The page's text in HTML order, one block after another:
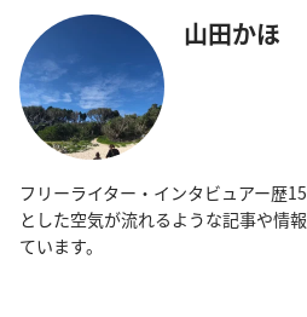
山田かほ
フリーライター・インタビュアー歴
とした空気が流れるような記事や情
ています。